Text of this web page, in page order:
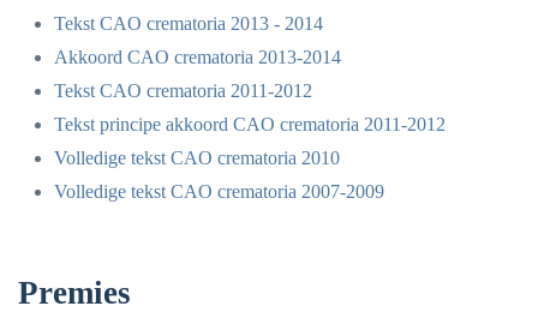
Tekst CAO crematoria 2013 - 2014
Akkoord CAO crematoria 2013-2014
Tekst CAO crematoria 2011-2012
Tekst principe akkoord CAO crematoria 2011-2012
Volledige tekst CAO crematoria 2010
Volledige tekst CAO crematoria 2007-2009
Premies